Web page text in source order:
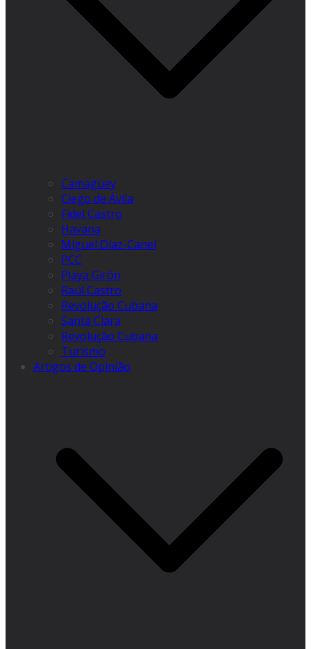
Camagüey
Ciego de Ávila
Fidel Castro
Havana
Miguel Díaz-Canel
PCC
Playa Girón
Raúl Castro
Revolução Cubana
Santa Clara
Revolução Cubana
Turismo
Artigos de Opinião